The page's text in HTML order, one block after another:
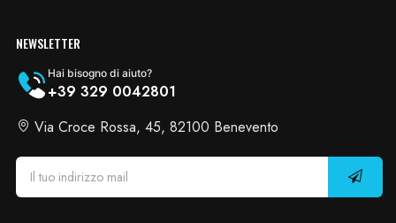
NEWSLETTER
Hai bisogno di aiuto?
+39 329 0042801
Via Croce Rossa, 45, 82100 Benevento